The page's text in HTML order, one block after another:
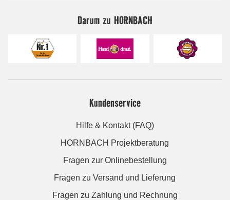
Darum zu HORNBACH
Kundenservice
Hilfe & Kontakt (FAQ)
HORNBACH Projektberatung
Fragen zur Onlinebestellung
Fragen zu Versand und Lieferung
Fragen zu Zahlung und Rechnung